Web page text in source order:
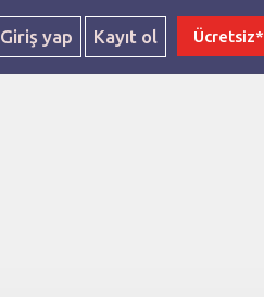
Giriş yap Kayıt ol